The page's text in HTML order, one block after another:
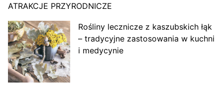
ATRAKCJE PRZYRODNICZE
Rośliny lecznicze z kaszubskich łąk
– tradycyjne zastosowania w kuchni
i medycynie